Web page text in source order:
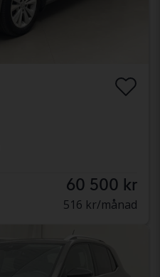
60 500 kr
516 kr/månad